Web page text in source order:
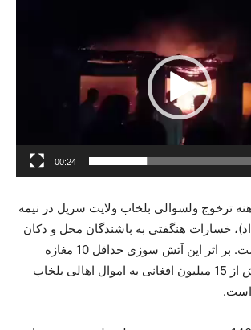
00:24
ترخوج ولسوالی بلخاب ولایت سرپل در نیمه
خسارات هنگفتی به باشندگان محل و دکان
داران وارد کرده است. بر اثر این آتش سوزی حداقل 10 مغازه
تجاری تخریب و بیش از 15 میلیون افغانی به اموال اهالی بلخاب